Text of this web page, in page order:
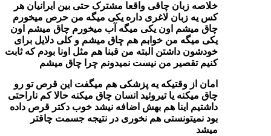
خلاصه زبان چاقی واقعا مشترک حتی بین ایرانیان هر
کس یه زبان لاغری داره یکی میگه من حرص میخورم
چاق میشم اون یکی میگه آب میخورم چاق میشم اون
یکی میگه من خوابم هم چاق میشم و کلی دلایل برای
خودشون داشتن البته من قبنا هم مثل اونا بودم که ثابت
کنیم تقصیر من نیست نمیدونم چرا چاق میشم
امان از وقتیکه یه پزشکی هم میگفت این قرص تو رو
چاق میکنه یا تیروئید انسان چاق میکنه حالا کم ناراحتی
داشتیم اینا هم بهش اضافه نیشد خوب دکتر قرص داده
بود نمیتونستی هم نخوری در نتیجه جسمت چاقتر
میشد